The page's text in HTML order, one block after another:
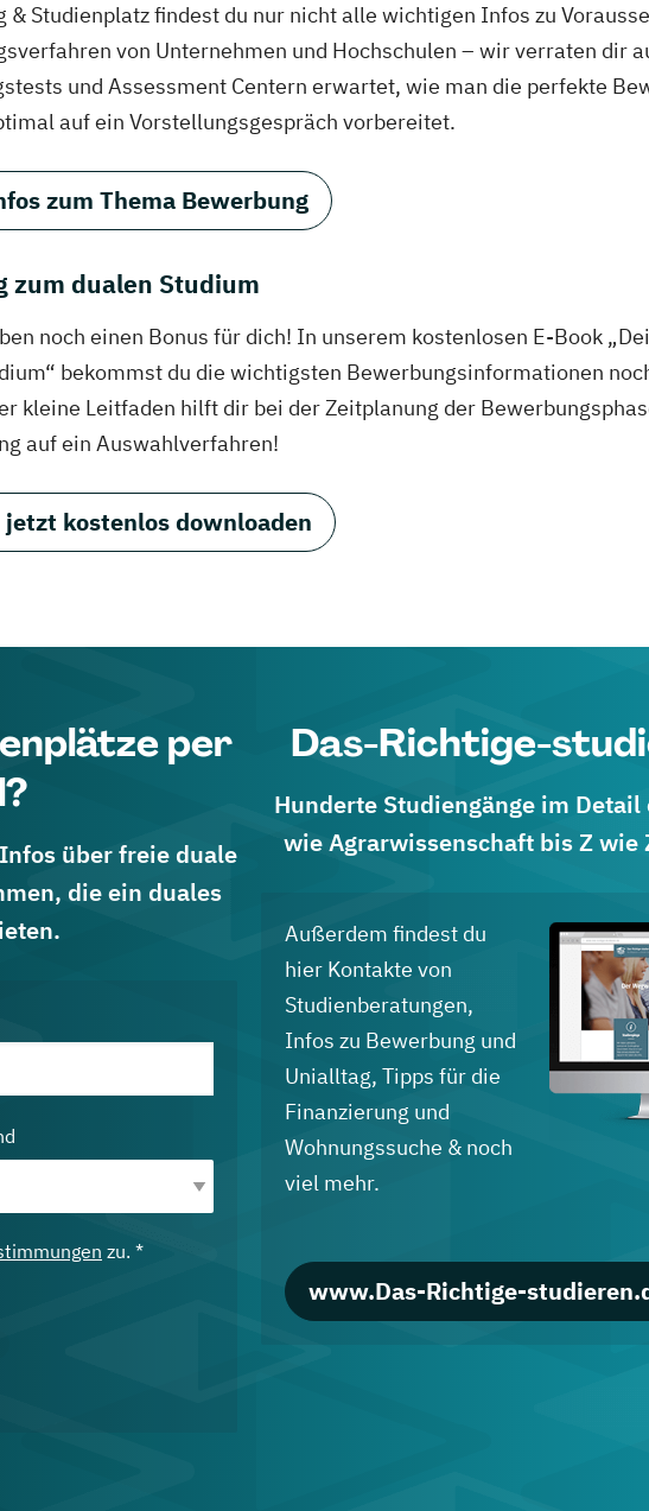
& Studienplatz findest du nur nicht alle wichtigen Infos zu
von Unternehmen und Hochschulen – wir verraten dir
und Assessment Centern erwartet, wie man die perfekte
auf ein Vorstellungsgespräch vorbereitet.
zum Thema Bewerbung
zum dualen Studium
noch einen Bonus für dich! In unserem kostenlosen E-Book
bekommst du die wichtigsten Bewerbungsinformationen
kleine Leitfaden hilft dir bei der Zeitplanung der
auf ein Auswahlverfahren!
jetzt kostenlos downloaden
per
über freie duale
die ein duales
zu. *
Das-Richtige-
Hunderte Studiengänge im
wie Agrarwissenschaft bis Z wie
Außerdem findest du
hier Kontakte von
Studienberatungen,
Infos zu Bewerbung und
Unialltag, Tipps für die
Finanzierung und
Wohnungssuche & noch
viel mehr.
www.Das-Richtige-